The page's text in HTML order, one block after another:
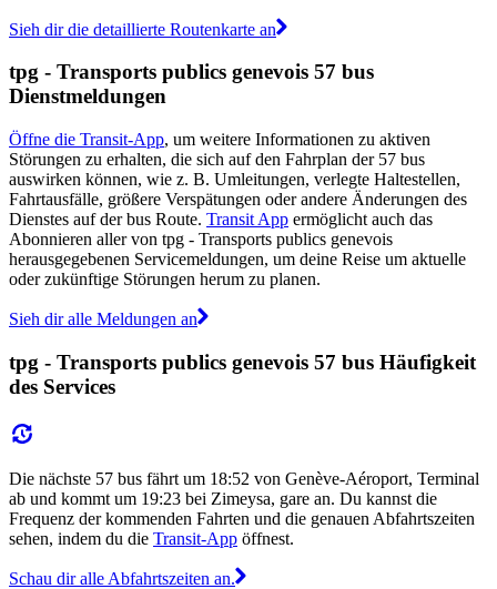
Sieh dir die detaillierte Routenkarte an
tpg - Transports publics genevois 57 bus
Dienstmeldungen
Öffne die Transit-App, um weitere Informationen zu aktiven
Störungen zu erhalten, die sich auf den Fahrplan der 57 bus
auswirken können, wie z. B. Umleitungen, verlegte Haltestellen,
Fahrtausfälle, größere Verspätungen oder andere Änderungen des
Dienstes auf der bus Route. Transit App ermöglicht auch das
Abonnieren aller von tpg - Transports publics genevois
herausgegebenen Servicemeldungen, um deine Reise um aktuelle
oder zukünftige Störungen herum zu planen.
Sieh dir alle Meldungen an
tpg - Transports publics genevois 57 bus Häufigkeit
des Services
Die nächste 57 bus fährt um 18:52 von Genève-Aéroport, Terminal
ab und kommt um 19:23 bei Zimeysa, gare an. Du kannst die
Frequenz der kommenden Fahrten und die genauen Abfahrtszeiten
sehen, indem du die Transit-App öffnest.
Schau dir alle Abfahrtszeiten an.